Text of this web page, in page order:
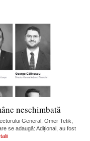
neschimbată
General, Ömer Tetik,
se adaugă: Adițional, au fost